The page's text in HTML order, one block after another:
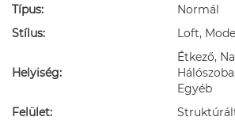
Típus:
Normál
Stílus:
Loft,
Helyiség:
Étkező,
Egyéb
Felület: